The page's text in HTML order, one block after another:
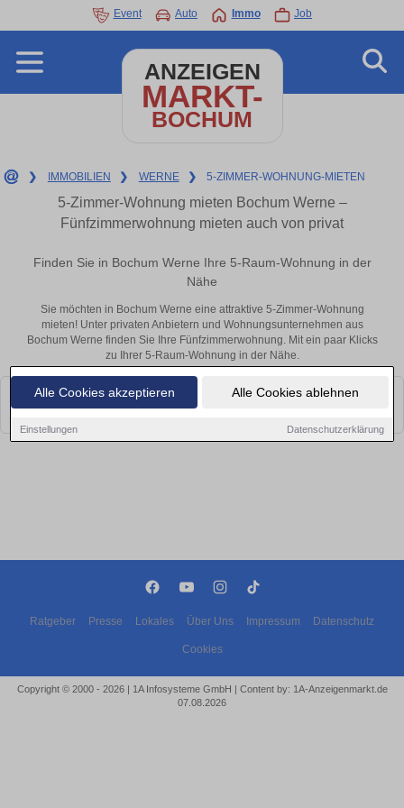
Alle Cookies akzeptieren Alle Cookies ablehnen
Einstellungen Datenschutzerklärung
Event Auto Immo Job
ANZEIGEN
MARKT-
BOCHUM
❯ IMMOBILIEN ❯ WERNE ❯ 5-ZIMMER-WOHNUNG-MIETEN
5-Zimmer-Wohnung mieten Bochum Werne –
Fünfzimmerwohnung mieten auch von privat
Finden Sie in Bochum Werne Ihre 5-Raum-Wohnung in der
Nähe
Sie möchten in Bochum Werne eine attraktive 5-Zimmer-Wohnung
mieten! Unter privaten Anbietern und Wohnungsunternehmen aus
Bochum Werne finden Sie Ihre Fünfzimmerwohnung. Mit ein paar Klicks
zu Ihrer 5-Raum-Wohnung in der Nähe.
Leider konnten wir derzeit keine passenden Objekte finden. Schauen Sie
bald wieder vorbei!
Ratgeber Presse Lokales Über Uns Impressum Datenschutz
Cookies
Copyright © 2000 - 2026 | 1A Infosysteme GmbH | Content by: 1A-Anzeigenmarkt.de
07.08.2026